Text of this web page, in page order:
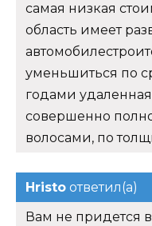
самая низкая
область имеет
уменьшиться по
годами
совершенно
волосами, по
Hristo ответил(а)
Вам не придется